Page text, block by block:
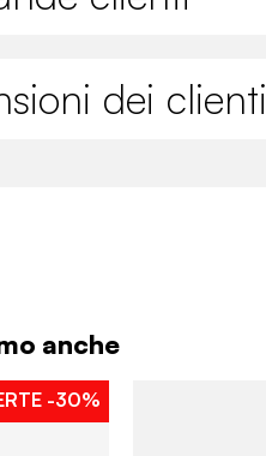
dei clienti
anche
-30%